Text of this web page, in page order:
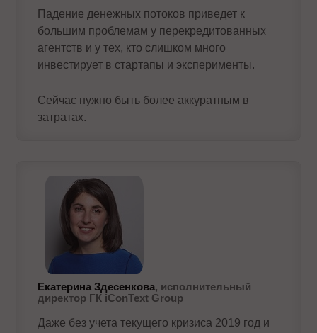
Падение денежных потоков приведет к
большим проблемам у перекредитованных
агентств и у тех, кто слишком много
инвестирует в стартапы и эксперименты.
Сейчас нужно быть более аккуратным в
затратах.
Екатерина Здесенкова, исполнительный
директор ГК iConText Group
Даже без учета текущего кризиса 2019 год и